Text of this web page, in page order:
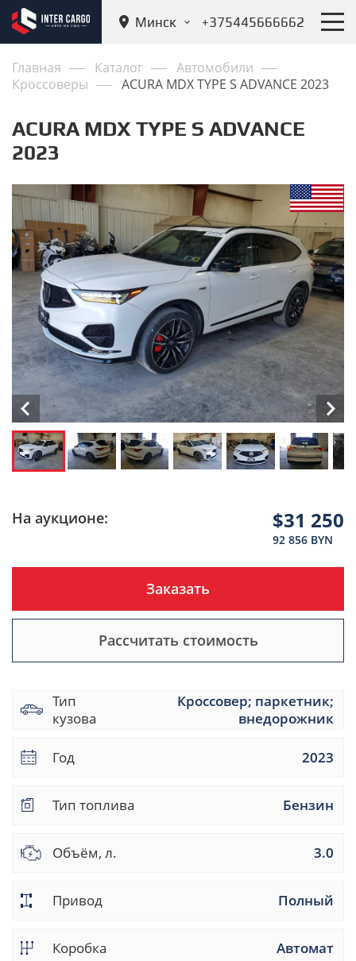
Минск +375445666662
Главная Каталог
Автомобили
Кроссоверы
ACURA MDX TYPE S ADVANCE 2023
ACURA MDX TYPE S ADVANCE
2023
На аукционе: $31 250
92 856 BYN
Заказать
Рассчитать стоимость
Тип
кузова
Кроссовер; паркетник;
внедорожник
Год 2023
Тип топлива Бензин
Объём, л. 3.0
Привод Полный
Коробка Автомат